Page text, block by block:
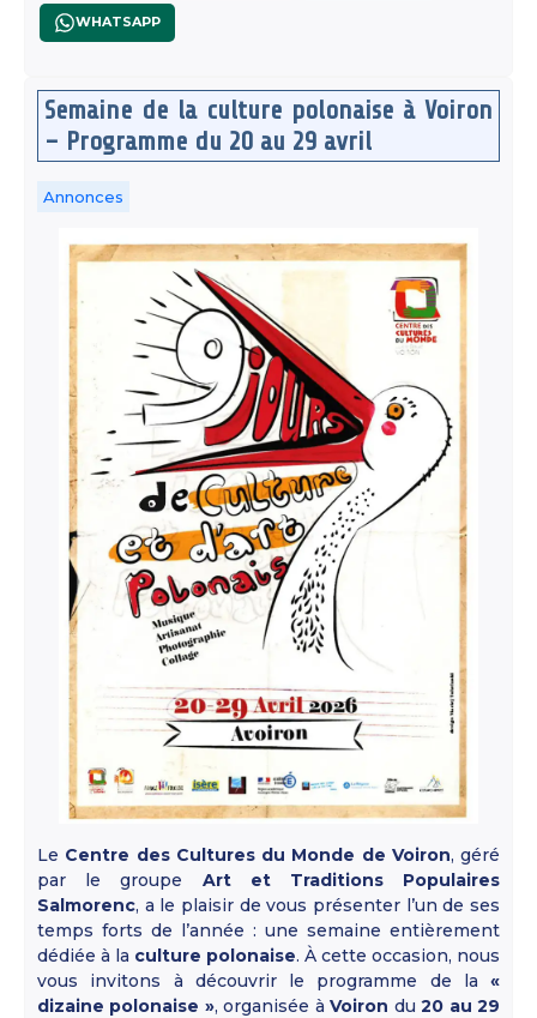
WHATSAPP
Semaine de la culture polonaise à Voiron
– Programme du 20 au 29 avril
Annonces
Le Centre des Cultures du Monde de Voiron, géré
par le groupe Art et Traditions Populaires
Salmorenc, a le plaisir de vous présenter l’un de ses
temps forts de l’année : une semaine entièrement
dédiée à la culture polonaise. À cette occasion, nous
vous invitons à découvrir le programme de la «
dizaine polonaise », organisée àVoiron du20 au 29